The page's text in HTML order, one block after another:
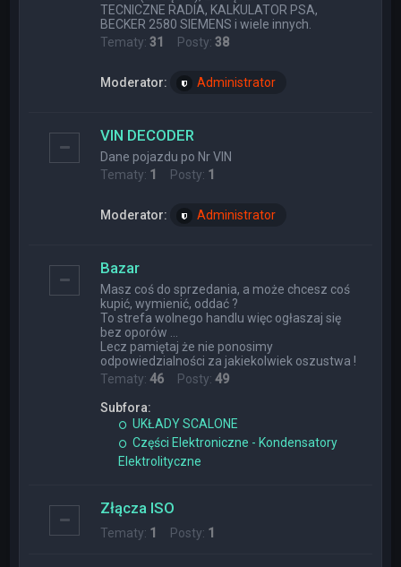
TECNICZNE RADIA, KALKULATOR PSA,
BECKER 2580 SIEMENS i wiele innych.
Tematy:31 Posty:38
Moderator: Administrator
VIN DECODER
Dane pojazdu po Nr VIN
Tematy: 1 Posty: 1
Moderator: Administrator
Bazar
Masz coś do sprzedania, a może chcesz coś
kupić, wymienić, oddać ?
To strefa wolnego handlu więc ogłaszaj się
bez oporów ...
Lecz pamiętaj że nie ponosimy
odpowiedzialności za jakiekolwiek oszustwa !
Tematy:46 Posty:49
Subfora:
UKŁADY SCALONE
Części Elektroniczne - Kondensatory
Elektrolityczne
Złącza ISO
Tematy: 1 Posty: 1